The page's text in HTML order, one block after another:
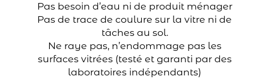
Pas besoin d’eau ni de produit ménager
Pas de trace de coulure sur la vitre ni de
tâches au sol.
Ne raye pas, n’endommage pas les
surfaces vitrées (testé et garanti par des
laboratoires indépendants)